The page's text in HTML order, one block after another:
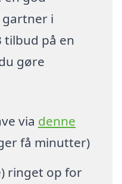
i
tilbud på en
gøre
via denne
få minutter)
ringet op for